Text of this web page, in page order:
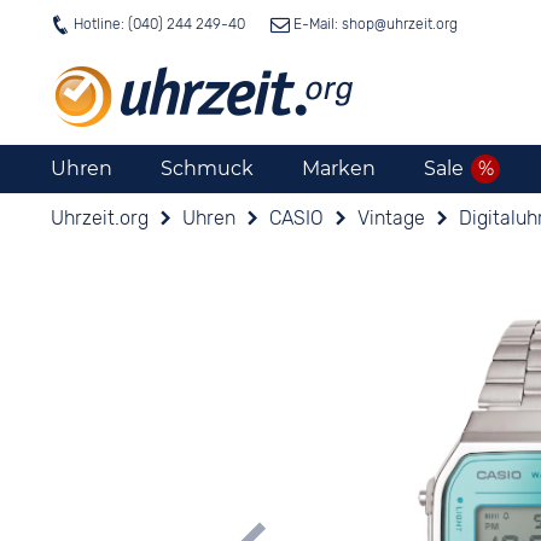
Hotline: (040) 244 249-40 E-Mail: shop@uhrzeit.org
Uhren Schmuck Marken Sale
Uhrzeit.org Uhren CASIO Vintage